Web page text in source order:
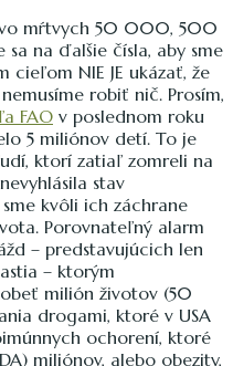
mŕtvych 50 000, 500
na ďalšie čísla, aby sme
cieľom NIE JE ukázať, že
robiť nič. Prosím,
FAO v poslednom roku
5 miliónov detí. To je
ktorí zatiaľ zomreli na
stav
kvôli ich záchrane
Porovnateľný alarm
– predstavujúcich len
– ktorým
milión životov (50
drogami, ktoré v USA
ochorení, ktoré
miliónov, alebo obezity,